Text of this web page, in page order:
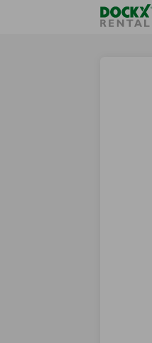
Taalselectie overslaanFratello